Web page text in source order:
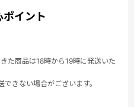
イント
た商品は18時から19時に発送いた
きない場合がございます。